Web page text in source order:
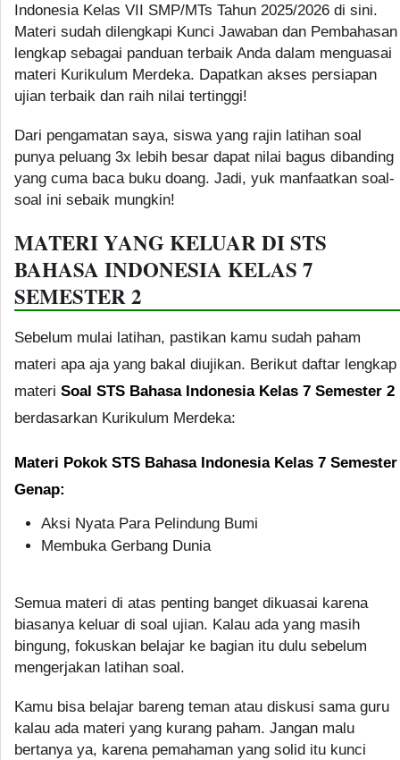
Indonesia Kelas VII SMP/MTs Tahun 2025/2026 di sini.
Materi sudah dilengkapi Kunci Jawaban dan Pembahasan
lengkap sebagai panduan terbaik Anda dalam menguasai
materi Kurikulum Merdeka. Dapatkan akses persiapan
ujian terbaik dan raih nilai tertinggi!
Dari pengamatan saya, siswa yang rajin latihan soal
punya peluang 3x lebih besar dapat nilai bagus dibanding
yang cuma baca buku doang. Jadi, yuk manfaatkan soal-
soal ini sebaik mungkin!
MATERI YANG KELUAR DI STS
BAHASA INDONESIA KELAS 7
SEMESTER 2
Sebelum mulai latihan, pastikan kamu sudah paham
materi apa aja yang bakal diujikan. Berikut daftar lengkap
materi Soal STS Bahasa Indonesia Kelas 7 Semester 2
berdasarkan Kurikulum Merdeka:
Materi Pokok STS Bahasa Indonesia Kelas 7 Semester
Genap:
Aksi Nyata Para Pelindung Bumi
Membuka Gerbang Dunia
Semua materi di atas penting banget dikuasai karena
biasanya keluar di soal ujian. Kalau ada yang masih
bingung, fokuskan belajar ke bagian itu dulu sebelum
mengerjakan latihan soal.
Kamu bisa belajar bareng teman atau diskusi sama guru
kalau ada materi yang kurang paham. Jangan malu
bertanya ya, karena pemahaman yang solid itu kunci